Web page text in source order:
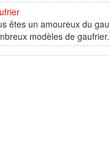
êtes un amoureux du
modèles de